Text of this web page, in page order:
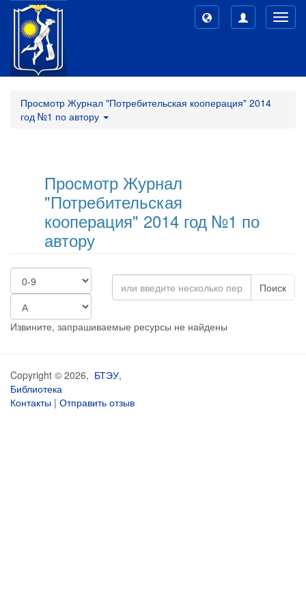
Просмотр Журнал "Потребительская кооперация" 2014
год №1 по автору
Просмотр Журнал
"Потребительская
кооперация" 2014 год №1 по
автору
Поиск
Извините, запрашиваемые ресурсы не найдены
Copyright © 2026, БТЭУ,
Библиотека
Контакты | Отправить отзыв